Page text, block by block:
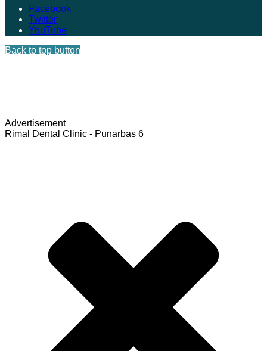
Facebook
Twitter
YouTube
Back to top button
Advertisement
Rimal Dental Clinic - Punarbas 6